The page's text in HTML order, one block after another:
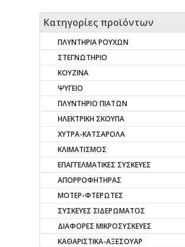
Κατηγορίες προϊόντων
ΠΛΥΝΤΗΡΙΑ ΡΟΥΧΩΝ
ΣΤΕΓΝΩΤΗΡΙΟ
ΚΟΥΖΙΝΑ
ΨΥΓΕΙΟ
ΠΛΥΝΤΗΡΙΟ ΠΙΑΤΩΝ
ΗΛΕΚΤΡΙΚΗ ΣΚΟΥΠΑ
ΧΥΤΡΑ-ΚΑΤΣΑΡΟΛΑ
ΚΛΙΜΑΤΙΣΜΟΣ
ΕΠΑΓΓΕΛΜΑΤΙΚΕΣ ΣΥΣΚΕΥΕΣ
ΑΠΟΡΡΟΦΗΤΗΡΑΣ
ΜΟΤΕΡ-ΦΤΕΡΩΤΕΣ
ΣΥΣΚΕΥΕΣ ΣΙΔΕΡΩΜΑΤΟΣ
ΔΙΑΦΟΡΕΣ ΜΙΚΡΟΣΥΣΚΕΥΕΣ
ΚΑΘΑΡΙΣΤΙΚΑ-ΑΞΕΣΟΥΑΡ